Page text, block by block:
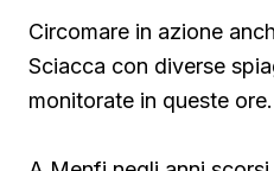
Circomare in azione
Sciacca con diverse
monitorate in queste ore.